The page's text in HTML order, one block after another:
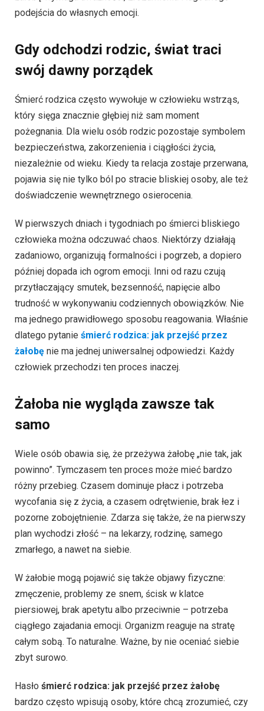
podejścia do własnych emocji.
Gdy odchodzi rodzic, świat traci
swój dawny porządek
Śmierć rodzica często wywołuje w człowieku wstrząs,
który sięga znacznie głębiej niż sam moment
pożegnania. Dla wielu osób rodzic pozostaje symbolem
bezpieczeństwa, zakorzenienia i ciągłości życia,
niezależnie od wieku. Kiedy ta relacja zostaje przerwana,
pojawia się nie tylko ból po stracie bliskiej osoby, ale też
doświadczenie wewnętrznego osierocenia.
W pierwszych dniach i tygodniach po śmierci bliskiego
człowieka można odczuwać chaos. Niektórzy działają
zadaniowo, organizują formalności i pogrzeb, a dopiero
później dopada ich ogrom emocji. Inni od razu czują
przytłaczający smutek, bezsenność, napięcie albo
trudność w wykonywaniu codziennych obowiązków. Nie
ma jednego prawidłowego sposobu reagowania. Właśnie
dlatego pytanie śmierć rodzica: jak przejść przez
żałobę nie ma jednej uniwersalnej odpowiedzi. Każdy
człowiek przechodzi ten proces inaczej.
Żałoba nie wygląda zawsze tak
samo
Wiele osób obawia się, że przeżywa żałobę „nie tak, jak
powinno”. Tymczasem ten proces może mieć bardzo
różny przebieg. Czasem dominuje płacz i potrzeba
wycofania się z życia, a czasem odrętwienie, brak łez i
pozorne zobojętnienie. Zdarza się także, że na pierwszy
plan wychodzi złość – na lekarzy, rodzinę, samego
zmarłego, a nawet na siebie.
W żałobie mogą pojawić się także objawy fizyczne:
zmęczenie, problemy ze snem, ścisk w klatce
piersiowej, brak apetytu albo przeciwnie – potrzeba
ciągłego zajadania emocji. Organizm reaguje na stratę
całym sobą. To naturalne. Ważne, by nie oceniać siebie
zbyt surowo.
Hasło śmierć rodzica: jak przejść przez żałobę
bardzo często wpisują osoby, które chcą zrozumieć, czy